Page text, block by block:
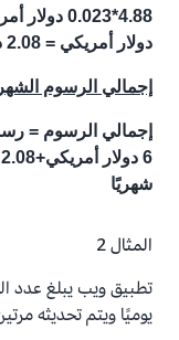
دولار أمريكي = 2.08 دولار أمريكي
إجمالي الرسوم
إجمالي الرسوم =
شهريًا
المثال 2
يوميًا ويتم تحديثه